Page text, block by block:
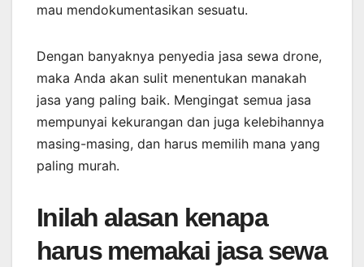
mau mendokumentasikan sesuatu.
Dengan banyaknya penyedia jasa sewa drone,
maka Anda akan sulit menentukan manakah
jasa yang paling baik. Mengingat semua jasa
mempunyai kekurangan dan juga kelebihannya
masing-masing, dan harus memilih mana yang
paling murah.
Inilah alasan kenapa
harus memakai jasa sewa